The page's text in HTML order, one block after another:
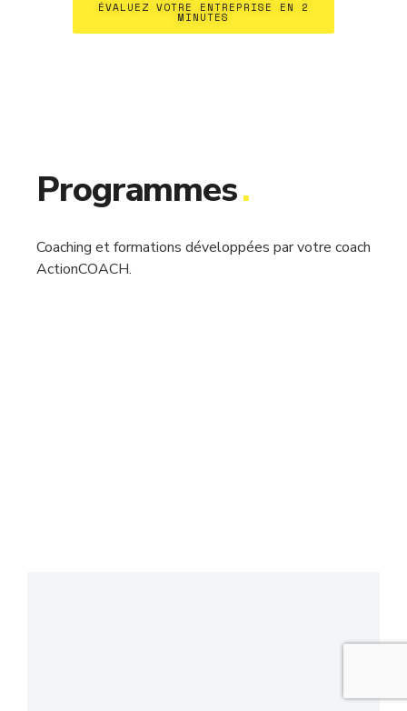
ÉVALUEZ VOTRE ENTREPRISE EN 2
MINUTES
Programmes.
Coaching et formations développées par votre coach
ActionCOACH.